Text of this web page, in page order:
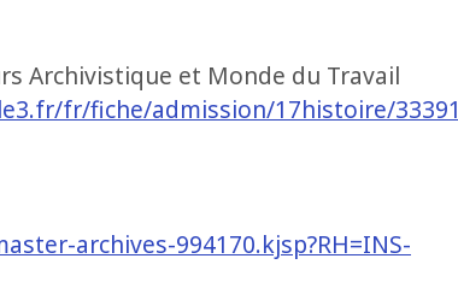
Archivistique et Monde du Travail
fr/fiche/admission/17histoire/33391
archives-994170.kjsp?RH=INS-